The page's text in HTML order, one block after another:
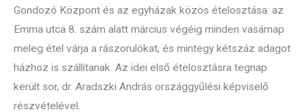
Gondozó Központ és az egyházak közös ételosztása: az
Emma utca 8. szám alatt március végéig minden vasárnap
meleg étel várja a rászorulókat, és mintegy kétszáz adagot
házhoz is szállítanak. Az idei első ételosztásra tegnap
került sor, dr. Aradszki András országgyűlési képviselő
részvételével.